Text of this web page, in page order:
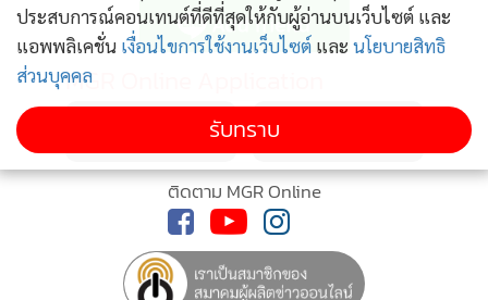
MGR Online Application
ติดตาม MGR Online
ประสบการณ์คอนเทนต์ที่ดีที่สุดให้กับผู้อ่านบนเว็บไซต์ และ
แอพพลิเคชั่น เงื่อนไขการใช้งานเว็บไซต์ และ นโยบายสิทธิ
ส่วนบุคคล
รับทราบ